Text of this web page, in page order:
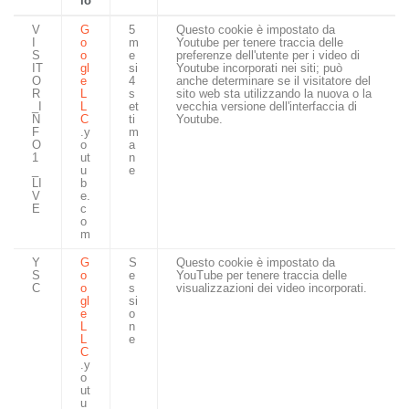
V
S
O
R
N
F
O
1
LI
V
E
G
o
o
gl
e
L
L
C
.y
o
ut
u
b
e.
c
o
m
5
m
e
si
4
s
et
ti
m
a
n
e
Questo cookie è impostato da
Youtube per tenere traccia delle
preferenze dell'utente per i video di
Youtube incorporati nei siti; può
anche determinare se il visitatore del
sito web sta utilizzando la nuova o la
vecchia versione dell'interfaccia di
Youtube.
Y
S
C
G
o
o
gl
e
L
L
C
.y
o
ut
u
S
e
s
si
o
n
e
Questo cookie è impostato da
YouTube per tenere traccia delle
visualizzazioni dei video incorporati.